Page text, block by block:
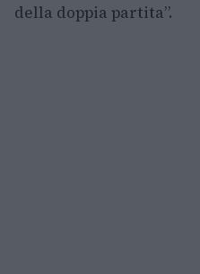
della doppia partita”.